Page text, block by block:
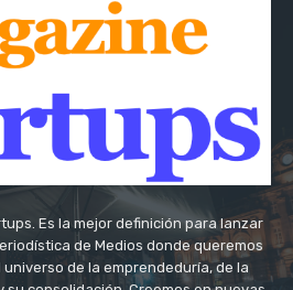
Es la mejor definición para lanzar
de Medios donde queremos
de la emprendeduría, de la